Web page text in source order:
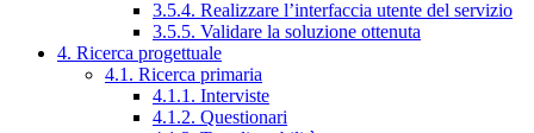
3.5.4. Realizzare l’interfaccia utente del servizio
3.5.5. Validare la soluzione ottenuta
4. Ricerca progettuale
4.1. Ricerca primaria
4.1.1. Interviste
4.1.2. Questionari